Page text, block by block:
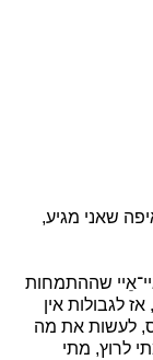
שאני מגיע,
שההתמחות
לגבולות אין
לעשות את מה
לרוץ, מתי